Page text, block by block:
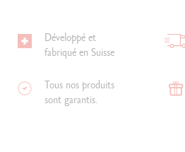
Développé et
fabriqué en Suisse
Tous nos produits
sont garantis.